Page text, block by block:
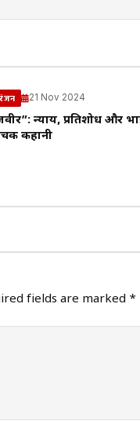
21 Nov 2024
न्याय, प्रतिशोध और
कहानी
fields are marked *